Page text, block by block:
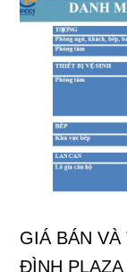
GIÁ BÁN
ĐÌNH PLAZA